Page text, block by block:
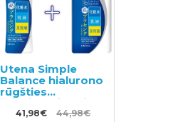
Utena Simple
Balance hialurono
rūgšties
šviesinantis veido
losjonas 220ml +
41,98€ 44,98€